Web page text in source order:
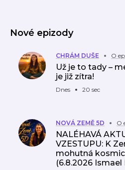
Nové epizody
CHRÁM DUŠE O
Už je to tady –
je již zítra!
Dnes 20 sec
NOVÁ ZEMĚ 5D O
NALÉHAVÁ
VZESTUPU: K
mohutná
(6.8.2026 Ismael